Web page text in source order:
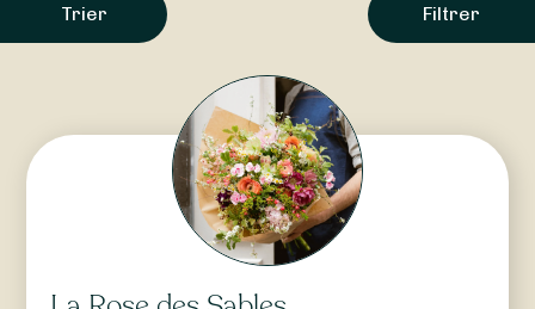
Trier Filtrer